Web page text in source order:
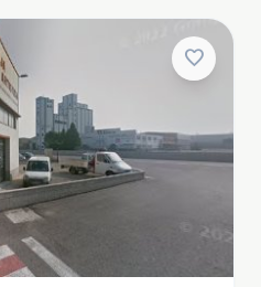
favorite